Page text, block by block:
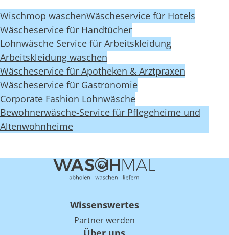
Wischmop waschenWäscheservice für Hotels
Wäscheservice für Handtücher
Lohnwäsche Service für Arbeitskleidung
Arbeitskleidung waschen
Wäscheservice für Apotheken & Arztpraxen
Wäscheservice für Gastronomie
Corporate Fashion Lohnwäsche
Bewohnerwäsche-Service für Pflegeheime und
Altenwohnheime
Wissenswertes
Partner werden